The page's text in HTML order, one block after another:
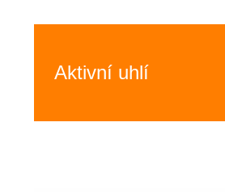
Aktivní uhlí